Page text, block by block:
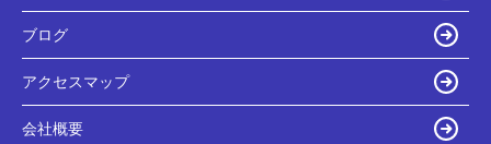
ブログ
アクセスマップ
会社概要